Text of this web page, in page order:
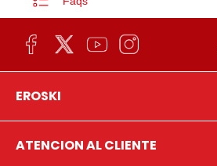
EROSKI
ATENCION AL CLIENTE